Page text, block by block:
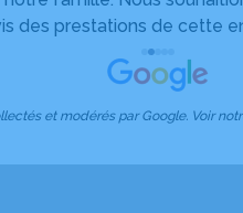
des prestations de cette
à notre proche.
leurs services.
et modérés par Google. Voir